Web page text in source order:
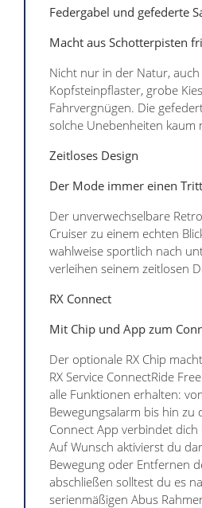
Federgabel und gefederte
Macht aus Schotterpisten
Nicht nur in der Natur,
Kopfsteinpflaster, grobe
Fahrvergnügen. Die
solche Unebenheiten kaum
Zeitloses Design
Der Mode immer einen
Der unverwechselbare
Cruiser zu einem echten
wahlweise sportlich nach
verleihen seinem zeitlosen
RX Connect
Mit Chip und App zum
Der optionale RX Chip
RX Service ConnectRide
alle Funktionen erhalten:
Bewegungsalarm bis hin zu
Connect App verbindet
Auf Wunsch aktivierst du
Bewegung oder Entfernen
abschließen solltest du es
serienmäßigen Abus